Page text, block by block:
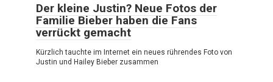
Der kleine Justin? Neue Fotos der
Familie Bieber haben die Fans
verrückt gemacht
Kürzlich tauchte im Internet ein neues rührendes Foto von
Justin und Hailey Bieber zusammen